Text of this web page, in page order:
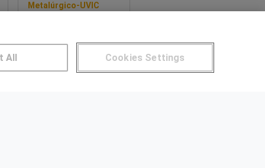
Metalúrgico-UVIC
industrial: innovación,
Sobre este cursoCookies Settings
All